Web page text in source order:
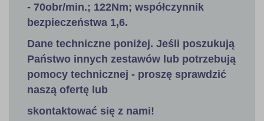
- 70obr/min.; 122Nm; współczynnik
bezpieczeństwa 1,6.
Dane techniczne poniżej. Jeśli poszukują
Państwo innych zestawów lub potrzebują
pomocy technicznej - proszę sprawdzić
naszą ofertę lub
skontaktować się z nami!